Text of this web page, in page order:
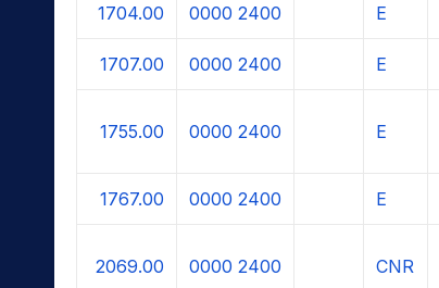
1704.00 0000 2400 E
1707.00 0000 2400 E
1755.00 0000 2400 E
1767.00 0000 2400 E
2069.00 0000 2400 CNR